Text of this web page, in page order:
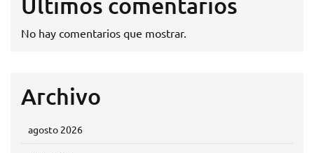
No hay comentarios que mostrar.
Archivo
agosto 2026